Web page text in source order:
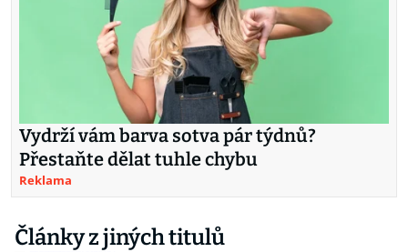
Vydrží vám barva sotva pár týdnů?
Přestaňte dělat tuhle chybu
Reklama
Články z jiných titulů